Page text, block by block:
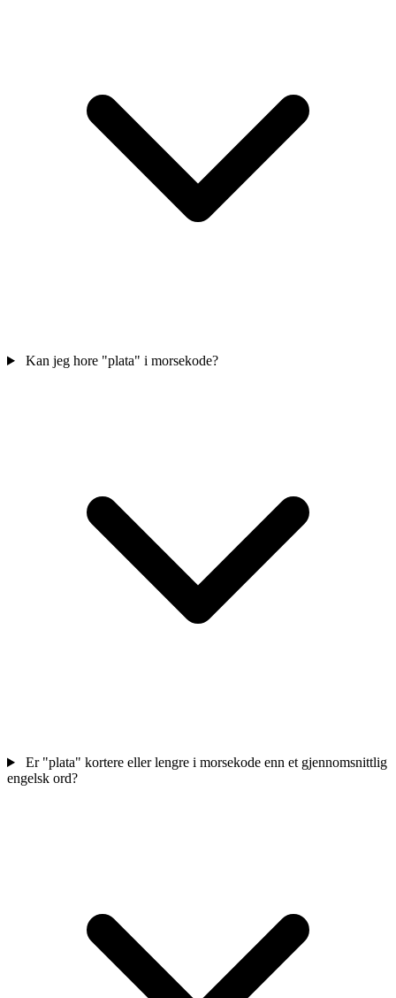
Kan jeg hore "plata" i morsekode?
Er "plata" kortere eller lengre i morsekode enn et gjennomsnittlig
engelsk ord?